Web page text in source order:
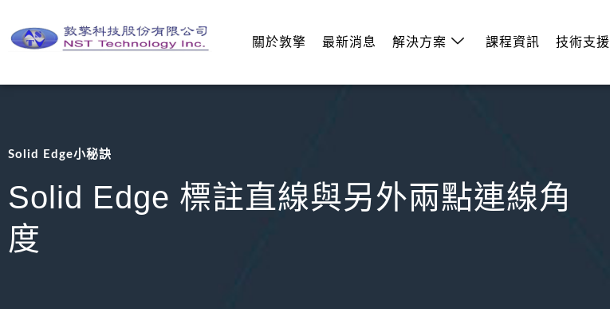
關於敦擎 最新消息 解決方案 課程資訊 技術支援
Solid Edge小秘訣
Solid Edge 標註直線與另外兩點連線角
度